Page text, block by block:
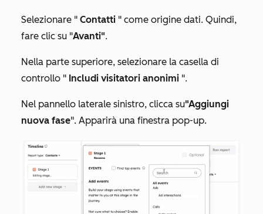
Selezionare " Contatti " come origine dati. Quindi,
fare clic su "Avanti".
Nella parte superiore, selezionare la casella di
controllo " Includi visitatori anonimi ".
Nel pannello laterale sinistro, clicca su"Aggiungi
nuova fase". Apparirà una finestra pop-up.